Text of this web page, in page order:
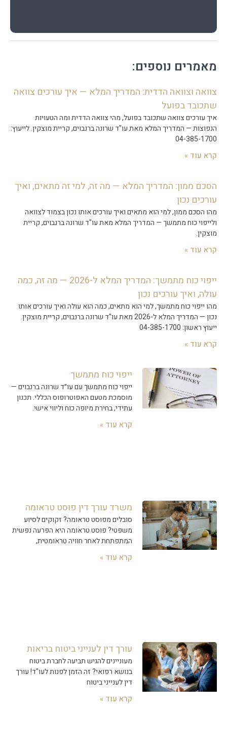
מאמרים נוספים:
צוואה וצוואה הדדית: המדריך המלא — איך עורכים צוואה
שתכובד בפועל
איך עורכים צוואה שתכובד בפועל, מהי צוואה הדדית ומה הטעויות
הנפוצות — המדריך המלא מאת עו"ד שרונה ברנבוים, קריית מוצקין. לייעוץ:
04-385-1700
קרא עוד »
הסכם ממון: המדריך המלא — מה זה, למי זה מתאים, ואיך
עורכים נכון
מהו הסכם ממון, למי הוא מתאים ואיך עורכים אותו נכון בצמוד לצוואה
ולייפוי כוח מתמשך — המדריך המלא מאת עו"ד שרונה ברנבוים, קריית
מוצקין.
קרא עוד »
ייפוי כוח מתמשך: המדריך המלא ל-2026 — מה זה, כמה
עולה, ואיך עורכים נכון
מהו ייפוי כוח מתמשך, למי הוא מתאים, כמה הוא עולה ואיך עורכים אותו
נכון — המדריך המלא ל-2026 מאת עו"ד שרונה ברנבוים, קריית מוצקין.
ייעוץ ראשון: 04-385-1700
קרא עוד »
ייפוי כוח מתמשך
ייפוי כוח מתמשך עם עו״ד שרונה ברנבוים —
מוסמכת מטעם האפוטרופוס הכללי. תכנון
עתידי, בחירת מיופה כוח וליווי אישי.
קרא עוד »
משרד עורך דין פוסט טראומה
סובלים מפוסט טראומה? זקוקים לסיוע
משפטי? פוסט טראומה היא הפרעה נפשית
המתפתחת לאחר חוויה טראומטית,
קרא עוד »
עורך דין לענייני ביטוח בריאות
מעוניינים להגיש תביעה לחברת ביטוח
בנושא רפואי? זה הזמן לפנות לעו"ד! עורך
דין לענייני ביטוח
קרא עוד »